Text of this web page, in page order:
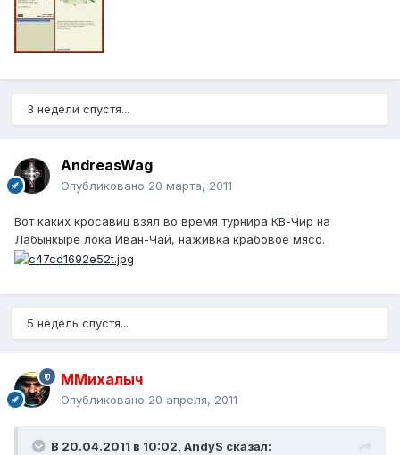
3 недели спустя...
AndreasWag
Опубликовано 20 марта, 2011
Вот каких кросавиц взял во время турнира КВ-Чир на
Лабынкыре лока Иван-Чай, наживка крабовое мясо.
5 недель спустя...
ММихалыч
Опубликовано 20 апреля, 2011
В 20.04.2011 в 10:02, AndyS сказал: